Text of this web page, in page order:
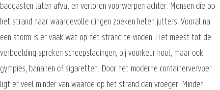
badgasten laten afval en verloren voorwerpen achter. Mensen die op
het strand naar waardevolle dingen zoeken heten jutters. Vooral na
een storm is er vaak wat op het strand te vinden. Het meest tot de
verbeelding spreken scheepsladingen, bij voorkeur hout, maar ook
gympies, bananen of sigaretten. Door het moderne containervervoer
ligt er veel minder van waarde op het strand dan vroeger. Minder